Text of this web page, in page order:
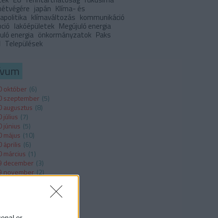
japán Klíma- és
klímaváltozás kommunikáció
lakóépületek Megújuló energia
energia önkormányzatok Paks
Települések
október (6)
szeptember (5)
augusztus (8)
július (7)
június (5)
május (10)
április (6)
március (1)
december (3)
november (2)